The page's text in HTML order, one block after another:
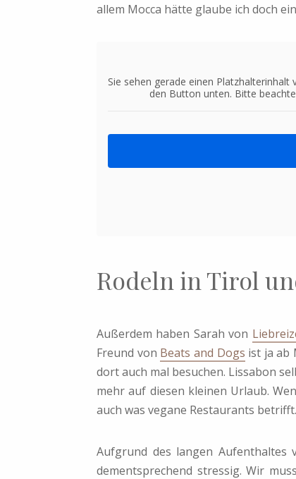
allem Mocca hätte glaube ich doch
Sie sehen gerade einen Platzhalterinhalt
den Button unten. Bitte
Rodeln in Tirol
Außerdem haben Sarah von
Freund von Beats and Dogs ist ja ab
dort auch mal besuchen. Lissabon
mehr auf diesen kleinen Urlaub.
auch was vegane Restaurants betrifft.
Aufgrund des langen Aufenthaltes
dementsprechend stressig. Wir